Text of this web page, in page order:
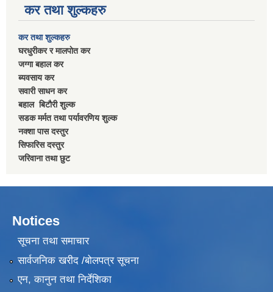
कर तथा शुल्कहरु
कर तथा शुल्कहरु
घरधुरीकर र मालपाेत कर
जग्गा बहाल कर
ब्यवसाय कर
सवारी साधन कर
बहाल बिटाैरी शुल्क
सडक मर्मत तथा पर्यावरणिय शुल्क
नक्शा पास दस्तुर
सिफारिस दस्तुर
जरिवाना तथा छुट
Notices
सूचना तथा समाचार
सार्वजनिक खरीद /बोलपत्र सूचना
एन, कानुन तथा निर्देशिका